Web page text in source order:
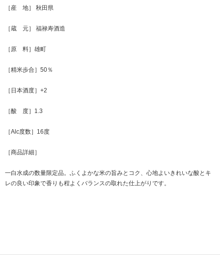
［産 地］ 秋田県
［蔵 元］ 福禄寿酒造
［原 料］雄町
［精米歩合］50％
［日本酒度］+2
［酸 度］1.3
［Alc度数］16度
［商品詳細］
一白水成の数量限定品。ふくよかな米の旨みとコク、心地よいきれいな酸とキ
レの良い印象で香りも程よくバランスの取れた仕上がりです。